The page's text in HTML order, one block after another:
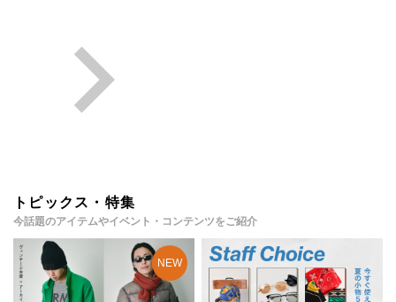
トピックス・特集
今話題のアイテムやイベント・コンテンツをご紹介